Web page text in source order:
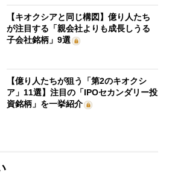
【キオクシアと同じ構図】億り人たち
が注目する「親会社よりも成長しうる
子会社銘柄」9選
【億り人たちが狙う「第2のキオクシ
ア」11選】注目の「IPOセカンダリー投
資銘柄」を一挙紹介